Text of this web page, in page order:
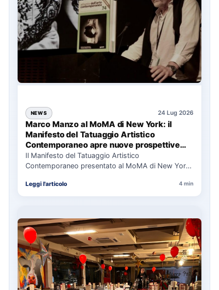
NEWS 24 Lug 2026
Marco Manzo al MoMA di New York: il
Manifesto del Tatuaggio Artistico
Contemporaneo apre nuove prospettive
per il collezionismo
Il Manifesto del Tatuaggio Artistico
Contemporaneo presentato al MoMA di New York
Leggi l'articolo 4 min